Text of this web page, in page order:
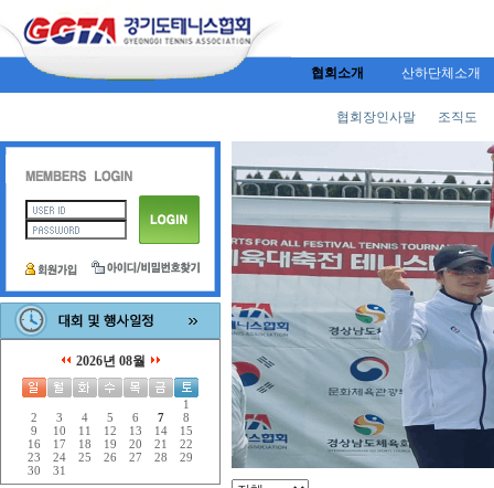
협회소개 산하단체소개
협회장인사말 조직도
2026년 08월
1
2
3 4 5 6 7
8
9
10 11 12 13 14
15
16
17 18 19 20 21
22
23
24 25 26 27 28
29
30
31